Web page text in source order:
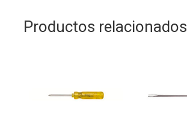
Productos relacionados